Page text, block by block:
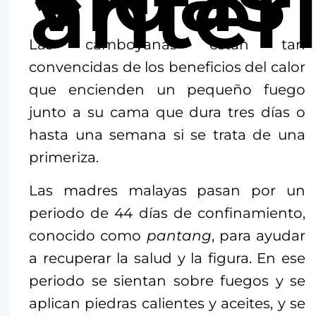
Las camboyanas están tan
convencidas de los beneficios del calor
que encienden un pequeño fuego
junto a su cama que dura tres días o
hasta una semana si se trata de una
primeriza.
Las madres malayas pasan por un
periodo de 44 días de confinamiento,
conocido como pantang, para ayudar
a recuperar la salud y la figura. En ese
periodo se sientan sobre fuegos y se
aplican piedras calientes y aceites, y se